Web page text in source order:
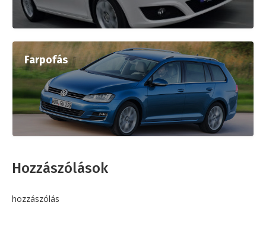
Farpofás
Hozzászólások
hozzászólás